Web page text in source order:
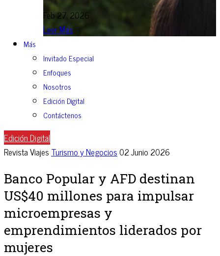
Feb 27, 2026
Leer Más
Más
Invitado Especial
Enfoques
Nosotros
Edición Digital
Contáctenos
Edición Digital
Revista Viajes Turismo y Negocios02 Junio 2026
Banco Popular y AFD destinan
US$40 millones para impulsar
microempresas y
emprendimientos liderados por
mujeres